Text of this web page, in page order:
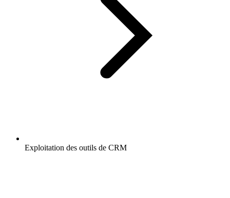
Exploitation des outils de CRM